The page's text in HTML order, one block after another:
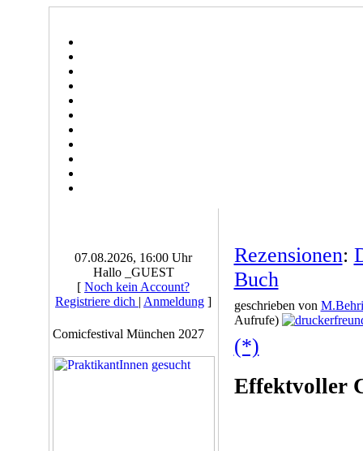
07.08.2026, 16:00 Uhr
Hallo _GUEST
[ Noch kein Account?
Registriere dich | Anmeldung ]
Comicfestival München 2027
Rezensionen:
Buch
geschrieben von
Aufrufe)
(*)
Effektvoller